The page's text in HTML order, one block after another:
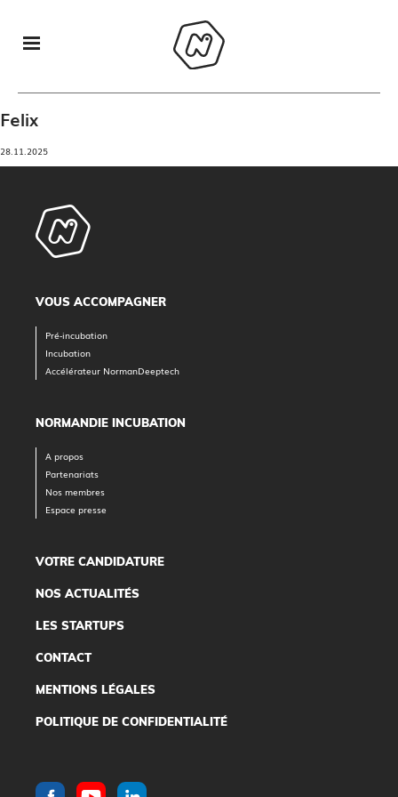
Felix
28.11.2025
VOUS ACCOMPAGNER
Pré-incubation
Incubation
Accélérateur NormanDeeptech
NORMANDIE INCUBATION
A propos
Partenariats
Nos membres
Espace presse
VOTRE CANDIDATURE
NOS ACTUALITÉS
LES STARTUPS
CONTACT
MENTIONS LÉGALES
POLITIQUE DE CONFIDENTIALITÉ